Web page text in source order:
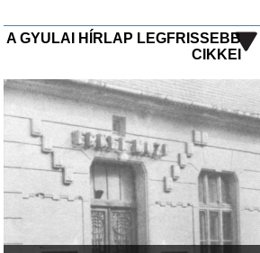
A GYULAI HÍRLAP LEGFRISSEBB
CIKKEI